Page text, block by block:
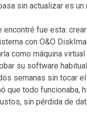
sin actualizar es
encontré fue esta:
con O&O
como máquina
su software
semanas sin tocar
que todo funcionaba,
sin pérdida de